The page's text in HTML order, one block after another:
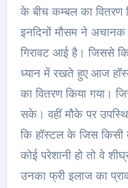
के बीच कम्बल का वितरण
इनदिनों मौसम ने अचानक
गिरावट आई है। जिससे
ध्यान में रखते हुए आज
का वितरण किया गया।
सके। वहीं मौके पर
कि हॉस्टल के जिस किसी
कोई परेशानी हो तो वे
उनका फ्री इलाज का